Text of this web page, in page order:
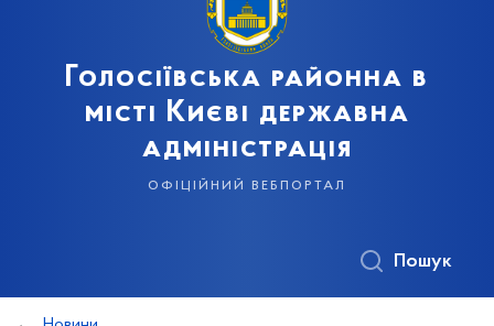
Голосіївська районна в
місті Києві державна
адміністрація
офіційний вебпортал
Пошук